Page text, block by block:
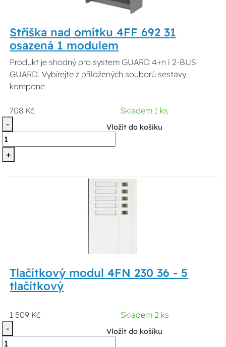
Stříška nad omítku 4FF 692 31
osazená 1 modulem
Produkt je shodný pro system GUARD 4+n i 2-BUS
GUARD. Vybírejte z přiložených souborů sestavy
kompone
708 Kč
Skladem 1 ks
-
+
Vložit do košíku
Tlačítkový modul 4FN 230 36 - 5
tlačítkový
1 509 Kč
Skladem 2 ks
-
Vložit do košíku